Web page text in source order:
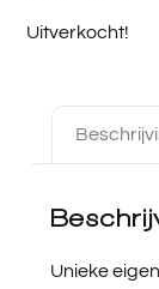
Uitverkocht!
Unieke